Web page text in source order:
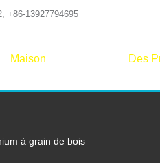
+86-13927794695
Maison Des
à grain de bois